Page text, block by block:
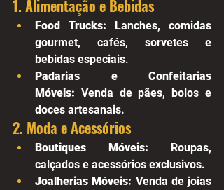
1. Alimentação e Bebidas
Food Trucks: Lanches, comidas
gourmet, cafés, sorvetes e
bebidas especiais.
Padarias e Confeitarias
Móveis: Venda de pães, bolos e
doces artesanais.
2. Moda e Acessórios
Boutiques Móveis: Roupas,
calçados e acessórios exclusivos.
Joalherias Móveis: Venda de joias